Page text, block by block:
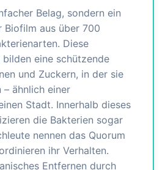
Belag, sondern ein
Biofilm aus über 700
Diese
eine schützende
und Zuckern, in der sie
ähnlich einer
Stadt. Innerhalb dieses
die Bakterien sogar
nennen das Quorum
ihr Verhalten.
Entfernen durch